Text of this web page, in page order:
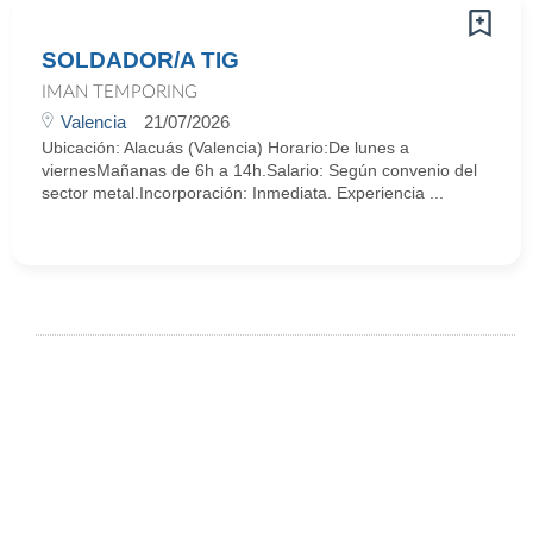
SOLDADOR/A TIG
IMAN TEMPORING
Valencia 21/07/2026
Ubicación: Alacuás (Valencia) Horario:De lunes a
viernesMañanas de 6h a 14h.Salario: Según convenio del
sector metal.Incorporación: Inmediata. Experiencia ...